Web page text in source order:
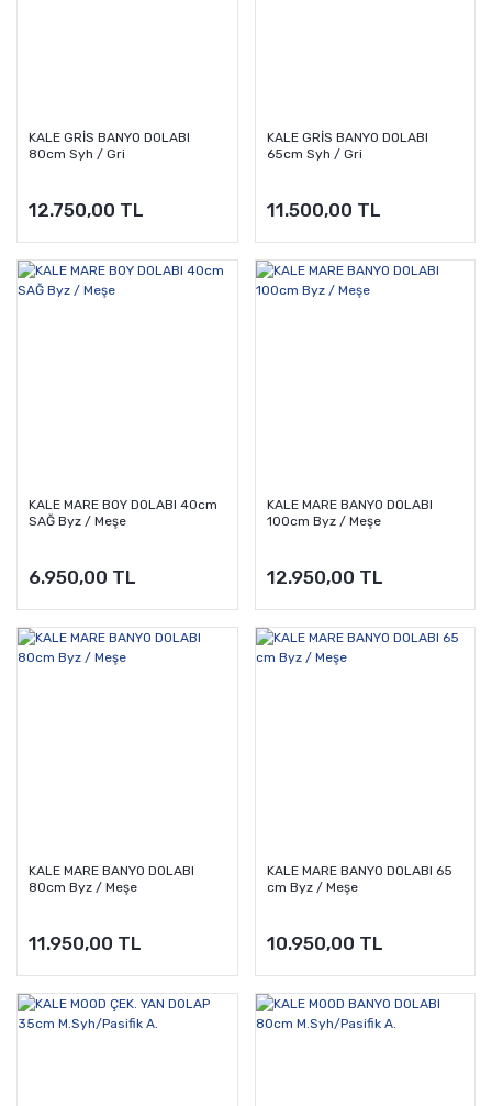
KALE GRİS BANYO DOLABI
80cm Syh / Gri
12.750,00 TL
KALE GRİS BANYO DOLABI
65cm Syh / Gri
11.500,00 TL
KALE MARE BOY DOLABI 40cm
SAĞ Byz / Meşe
6.950,00 TL
KALE MARE BANYO DOLABI
100cm Byz / Meşe
12.950,00 TL
KALE MARE BANYO DOLABI
80cm Byz / Meşe
11.950,00 TL
KALE MARE BANYO DOLABI 65
cm Byz / Meşe
10.950,00 TL